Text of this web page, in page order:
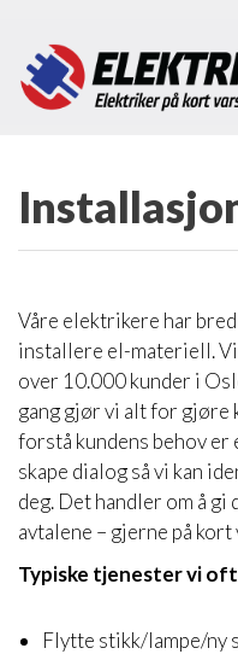
Våre elektrikere har
installere el-materiell.
over 10.000 kunder i
gang gjør vi alt for gjøre
forstå kundens behov er
skape dialog så vi kan
deg. Det handler om å gi
avtalene – gjerne på kort
Typiske tjenester vi
Flytte stikk/lampe/ny